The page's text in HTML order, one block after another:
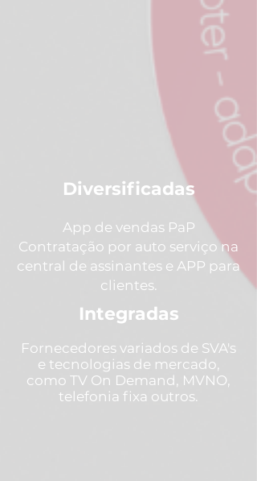
Diversificadas
App de vendas PaP
Contratação por auto serviço na
central de assinantes e APP para
clientes.
Integradas
Fornecedores variados de SVA's
e tecnologias de mercado,
como TV On Demand, MVNO,
telefonia fixa outros.